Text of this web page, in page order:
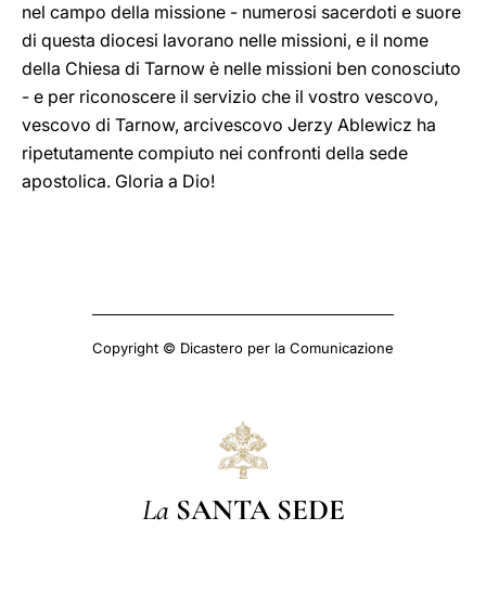
nel campo della missione - numerosi sacerdoti e suore
di questa diocesi lavorano nelle missioni, e il nome
della Chiesa di Tarnow è nelle missioni ben conosciuto
- e per riconoscere il servizio che il vostro vescovo,
vescovo di Tarnow, arcivescovo Jerzy Ablewicz ha
ripetutamente compiuto nei confronti della sede
apostolica. Gloria a Dio!
Copyright © Dicastero per la Comunicazione
La SANTA SEDE